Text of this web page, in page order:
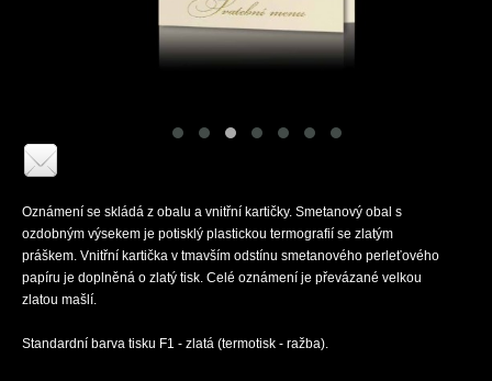
Oznámení se skládá z obalu a vnitřní kartičky. Smetanový obal s
ozdobným výsekem je potisklý plastickou termografií se zlatým
práškem. Vnitřní kartička v tmavším odstínu smetanového perleťového
papíru je doplněná o zlatý tisk. Celé oznámení je převázané velkou
zlatou mašlí.
Standardní barva tisku F1 - zlatá (termotisk - ražba).